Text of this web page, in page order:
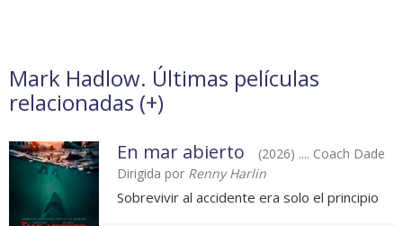
Mark Hadlow. Últimas películas
relacionadas (+)
En mar abierto
(2026) .... Coach Dade
Dirigida por Renny Harlin
Sobrevivir al accidente era solo el principio